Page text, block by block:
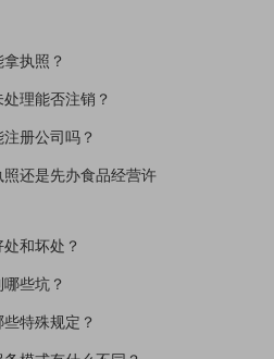
执照？
理能否注销？
册公司吗？
还是先办食品经营许
和坏处？
些坑？
特殊规定？